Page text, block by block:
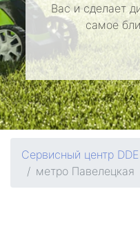
Вас и сделает
самое
Сервисный центр DDE
метро Павелецкая